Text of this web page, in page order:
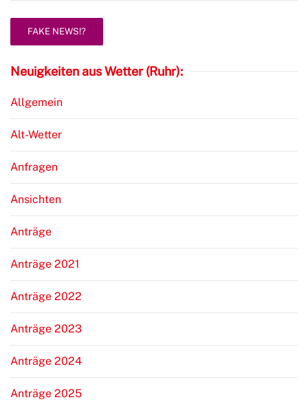
FAKE NEWS!?
Neuigkeiten aus Wetter (Ruhr):
Allgemein
Alt-Wetter
Anfragen
Ansichten
Anträge
Anträge 2021
Anträge 2022
Anträge 2023
Anträge 2024
Anträge 2025